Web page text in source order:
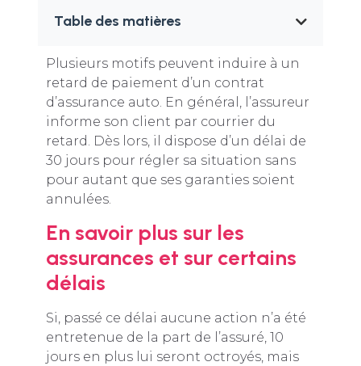
Table des matières
Plusieurs motifs peuvent induire à un
retard de paiement d’un contrat
d’assurance auto. En général, l’assureur
informe son client par courrier du
retard. Dès lors, il dispose d’un délai de
30 jours pour régler sa situation sans
pour autant que ses garanties soient
annulées.
En savoir plus sur les
assurances et sur certains
délais
Si, passé ce délai aucune action n’a été
entretenue de la part de l’assuré, 10
jours en plus lui seront octroyés, mais